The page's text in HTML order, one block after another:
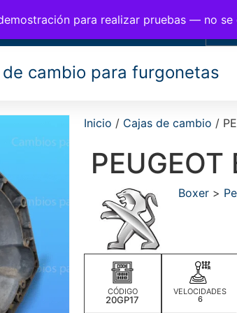
para realizar pruebas — no
PARA FURGONETAS
de cambio para furgonetas
Inicio / Cajas de cambio /
PEUGEOT
Boxer >
CÓDIGO
20GP17
VELOCIDADES
6